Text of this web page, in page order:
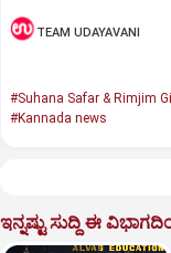
TEAM UDAYAVANI
#Suhana Safar & Rimjim
#Kannada news
ಇನ್ನಷ್ಟು ಸುದ್ದಿ ಈ